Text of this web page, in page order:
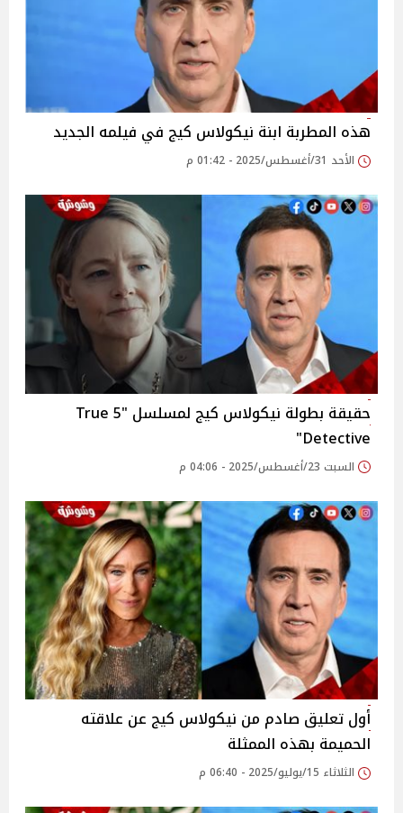
هذه المطربة ابنة نيكولاس كيج في فيلمه الجديد
الأحد 31/أغسطس/2025 - 01:42 م
حقيقة بطولة نيكولاس كيج لمسلسل "5 True
Detective"
السبت 23/أغسطس/2025 - 04:06 م
أول تعليق صادم من نيكولاس كيج عن علاقته
الحميمة بهذه الممثلة
الثلاثاء 15/يوليو/2025 - 06:40 م